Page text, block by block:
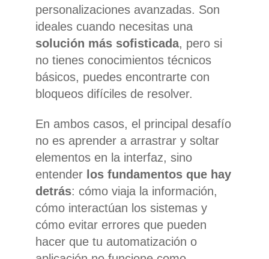
personalizaciones avanzadas. Son
ideales cuando necesitas una
solución más sofisticada, pero si
no tienes conocimientos técnicos
básicos, puedes encontrarte con
bloqueos difíciles de resolver.
En ambos casos, el principal desafío
no es aprender a arrastrar y soltar
elementos en la interfaz, sino
entender los fundamentos que hay
detrás: cómo viaja la información,
cómo interactúan los sistemas y
cómo evitar errores que pueden
hacer que tu automatización o